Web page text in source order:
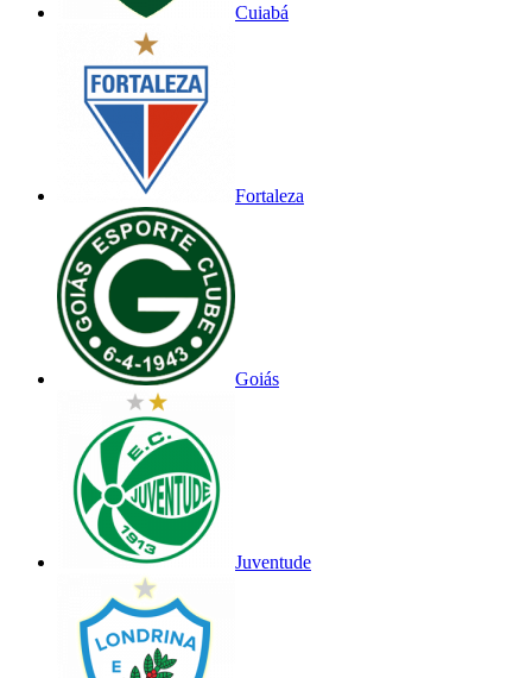
Cuiabá
Fortaleza
Goiás
Juventude